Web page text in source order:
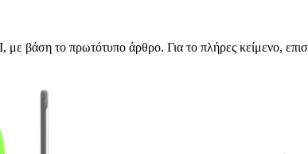
βάση το πρωτότυπο άρθρο. Για το πλήρες κείμενο,